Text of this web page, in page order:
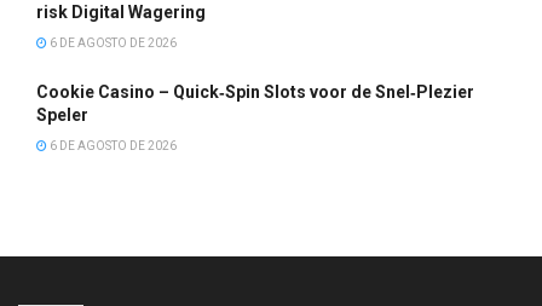
risk Digital Wagering
6 DE AGOSTO DE 2026
Cookie Casino – Quick‑Spin Slots voor de Snel‑Plezier
Speler
6 DE AGOSTO DE 2026